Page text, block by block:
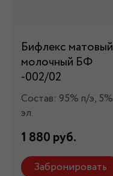
Бифлекс матовый
молочный БФ
-002/02
Состав: 95% п/э, 5%
эл.
1 880 руб.
Забронировать